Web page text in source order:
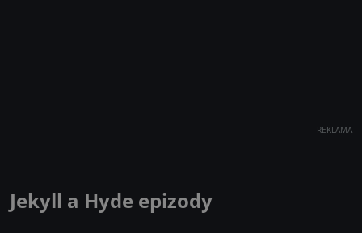
REKLAMA
Jekyll a Hyde epizody